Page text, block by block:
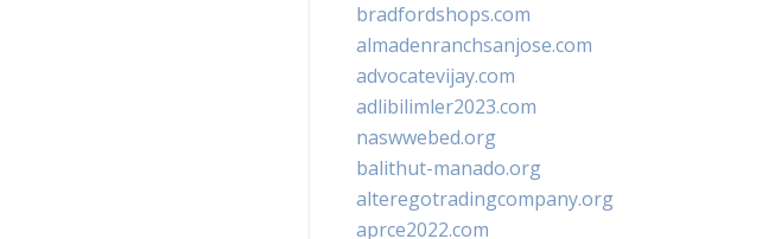
bradfordshops.com
almadenranchsanjose.com
advocatevijay.com
adlibilimler2023.com
naswwebed.org
balithut-manado.org
alteregotradingcompany.org
aprce2022.com